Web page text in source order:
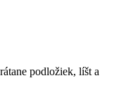
podložiek, líšt a